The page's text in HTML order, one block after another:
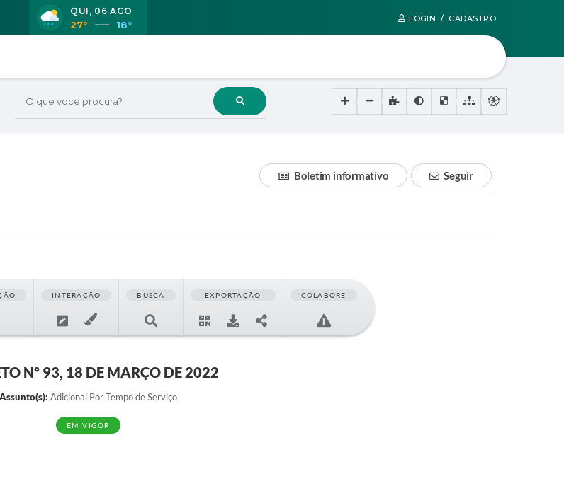
LOGIN / CADASTRO
O que voce procura?
QUI 06 AGO
27° 18°
Seguir
Boletim informativo
INTERAÇÃO BUSCA EXPORTAÇÃO COLABORE
Nº 93, 18 DE MARÇO DE 2022
Assunto(s): Adicional Por Tempo de Serviço
EM VIGOR